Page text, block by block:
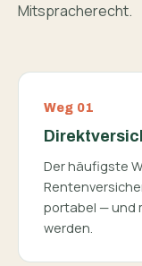
Mitspracherecht.
Weg 01
Der häufigste
portabel — und
werden.